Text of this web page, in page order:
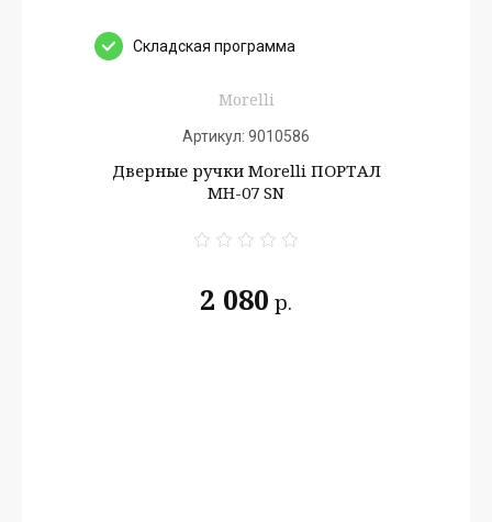
Cкладская программа
Morelli
Артикул: 9010586
Дверные ручки Morelli ПОРТАЛ
MH-07 SN
2 080 р.